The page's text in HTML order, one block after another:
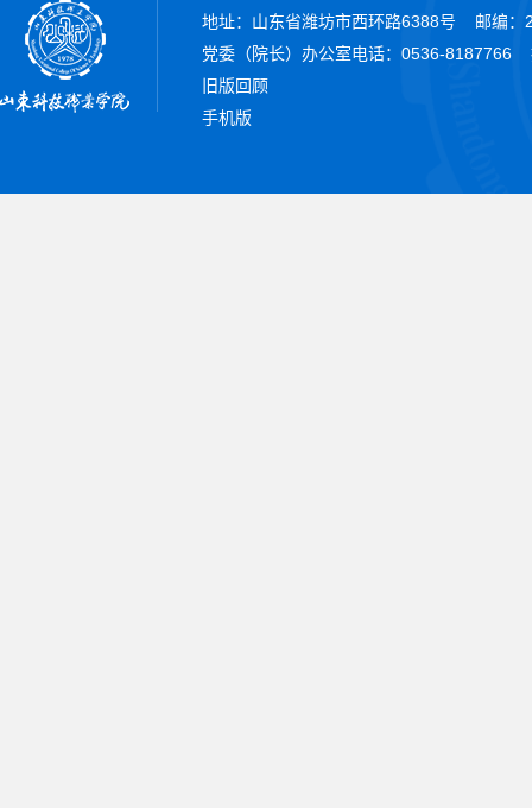
地址：山东省潍坊市西环路6388号 邮编：
党委（院长）办公室电话：0536-
旧版回顾
手机版